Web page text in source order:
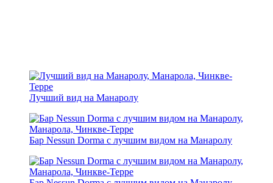
Лучший вид на Манаролу
Бар Nessun Dorma с лучшим видом на Манаролу